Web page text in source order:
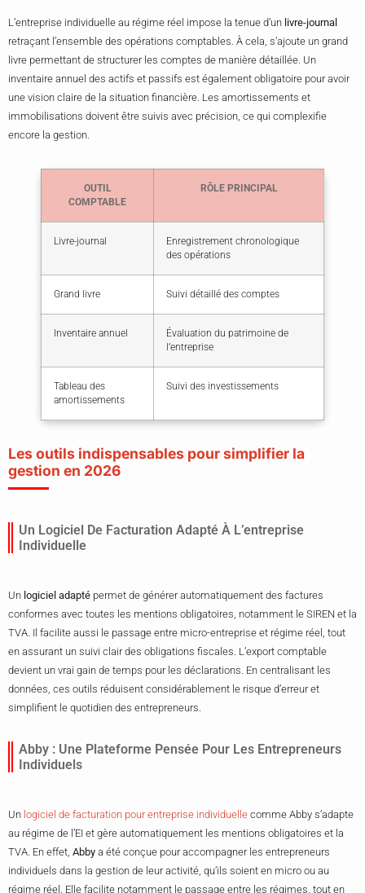
L’entreprise individuelle au régime réel impose la tenue d’un livre-journal
retraçant l’ensemble des opérations comptables. À cela, s’ajoute un grand
livre permettant de structurer les comptes de manière détaillée. Un
inventaire annuel des actifs et passifs est également obligatoire pour avoir
une vision claire de la situation financière. Les amortissements et
immobilisations doivent être suivis avec précision, ce qui complexifie
encore la gestion.
OUTIL
COMPTABLE
RÔLE PRINCIPAL
Livre-journal
Enregistrement chronologique
des opérations
Grand livre Suivi détaillé des comptes
Inventaire annuel
Évaluation du patrimoine de
l’entreprise
Tableau des
amortissements
Suivi des investissements
Les outils indispensables pour simplifier la
gestion en 2026
Un Logiciel De Facturation Adapté À L’entreprise
Individuelle
Un logiciel adapté permet de générer automatiquement des factures
conformes avec toutes les mentions obligatoires, notamment le SIREN et la
TVA. Il facilite aussi le passage entre micro-entreprise et régime réel, tout
en assurant un suivi clair des obligations fiscales. L’export comptable
devient un vrai gain de temps pour les déclarations. En centralisant les
données, ces outils réduisent considérablement le risque d’erreur et
simplifient le quotidien des entrepreneurs.
Abby : Une Plateforme Pensée Pour Les Entrepreneurs
Individuels
Un logiciel de facturation pour entreprise individuelle comme Abby s’adapte
au régime de l’EI et gère automatiquement les mentions obligatoires et la
TVA. En effet, Abby a été conçue pour accompagner les entrepreneurs
individuels dans la gestion de leur activité, qu’ils soient en micro ou au
régime réel. Elle facilite notamment le passage entre les régimes, tout en